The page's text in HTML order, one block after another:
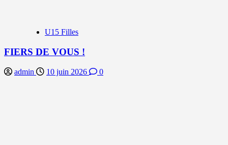
U15 Filles
FIERS DE VOUS !
admin 10 juin 2026 0